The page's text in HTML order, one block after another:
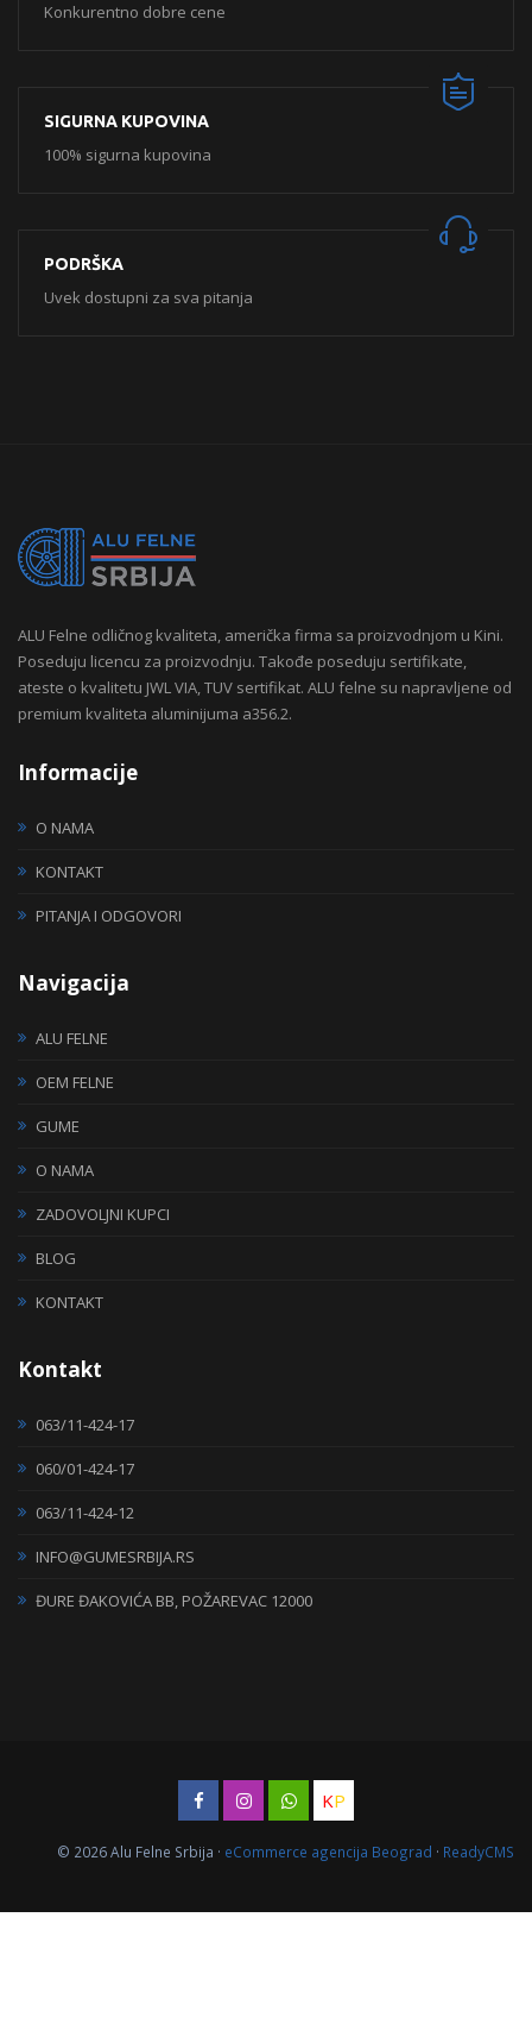
Konkurentno dobre cene
SIGURNA KUPOVINA
100% sigurna kupovina
PODRŠKA
Uvek dostupni za sva pitanja
ALU Felne odličnog kvaliteta, američka firma sa proizvodnjom u Kini.
Poseduju licencu za proizvodnju. Takođe poseduju sertifikate,
ateste o kvalitetu JWL VIA, TUV sertifikat. ALU felne su napravljene od
premium kvaliteta aluminijuma a356.2.
Informacije
O NAMA
KONTAKT
PITANJA I ODGOVORI
Navigacija
ALU FELNE
OEM FELNE
GUME
O NAMA
ZADOVOLJNI KUPCI
BLOG
KONTAKT
Kontakt
063/11-424-17
060/01-424-17
063/11-424-12
INFO@GUMESRBIJA.RS
ĐURE ĐAKOVIĆA BB, POŽAREVAC 12000
KP
© 2026 Alu Felne Srbija · eCommerce agencija Beograd · ReadyCMS